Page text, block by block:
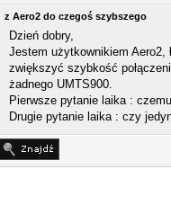
z Aero2 do czegoś szybszego
Dzień dobry,
Jestem użytkownikiem Aero2,
zwiększyć szybkość
żadnego UMTS900.
Pierwsze pytanie laika :
Drugie pytanie laika : czy